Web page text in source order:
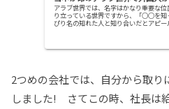
アラブ世界では、名字はかなり重要な
り立っている世界ですから、「○○を知
ぴり名の知れた人と知り合いだとアピ
運びます。この世界では、コネなしの
2つめの会社では、自分から取
しました! さてこの時、社長は